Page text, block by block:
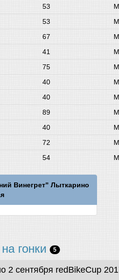
53
53
67
41
75
40
40
89
40
72
54
Винегрет" Лыткарино
гонки 5
2 сентября redBikeCup